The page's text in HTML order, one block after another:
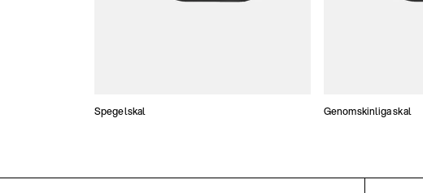
Spegelskal Genomskinliga skal